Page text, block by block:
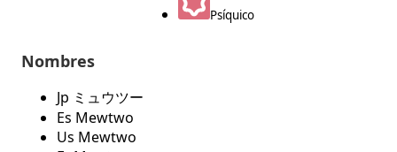
Psíquico
Nombres
Jp ミュウツー
Es Mewtwo
Us Mewtwo